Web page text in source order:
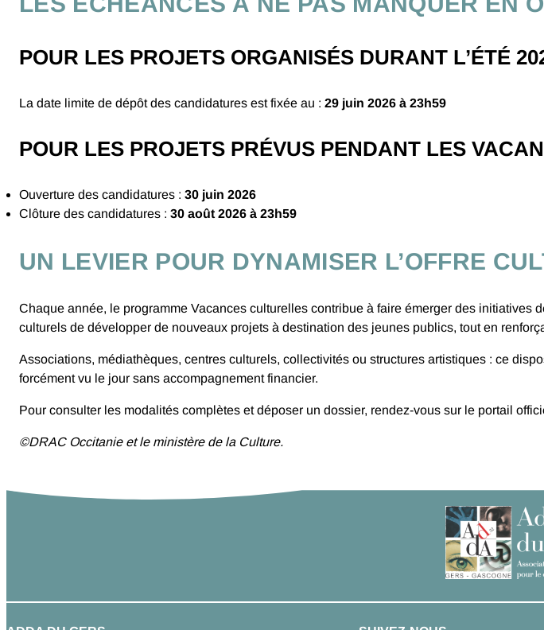
POUR LES PROJETS ORGANISÉS DURANT L’ÉTÉ
La date limite de dépôt des candidatures est fixée au : 29 juin 2026 à 23h59
POUR LES PROJETS PRÉVUS PENDANT LES
Ouverture des candidatures : 30 juin 2026
Clôture des candidatures : 30 août 2026 à 23h59
UN LEVIER POUR DYNAMISER L’OFFRE
Chaque année, le programme Vacances culturelles contribue à faire émerger des
culturels de développer de nouveaux projets à destination des jeunes publics, tout en
Associations, médiathèques, centres culturels, collectivités ou structures artistiques : ce
forcément vu le jour sans accompagnement financier.
Pour consulter les modalités complètes et déposer un dossier, rendez-vous sur le portail
©DRAC Occitanie et le ministère de la Culture.